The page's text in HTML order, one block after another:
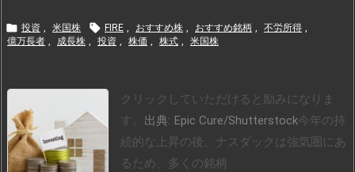
 投資 , 米国株  FIRE , おすすめ株 , おすすめ銘柄 , 不労所得 ,
億万長者 , 成長株 , 投資 , 株価 , 株式 , 米国株
クリックしていただけると励みになりま
す。 出典: Epic Cure/Shutterstock今年の持
続的な上昇の後、ナスダックは強気圏にあ
るため、多くの銘柄